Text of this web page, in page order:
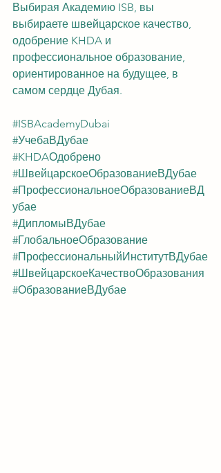
Выбирая Академию ISB, вы
выбираете швейцарское качество,
одобрение KHDA и
профессиональное образование,
ориентированное на будущее, в
самом сердце Дубая.
#ISBAcademyDubai
#УчебаВДубае
#KHDAОдобрено
#ШвейцарскоеОбразованиеВДубае
#ПрофессиональноеОбразованиеВД
убае
#ДипломыВДубае
#ГлобальноеОбразование
#ПрофессиональныйИнститутВДубае
#ШвейцарскоеКачествоОбразования
#ОбразованиеВДубае